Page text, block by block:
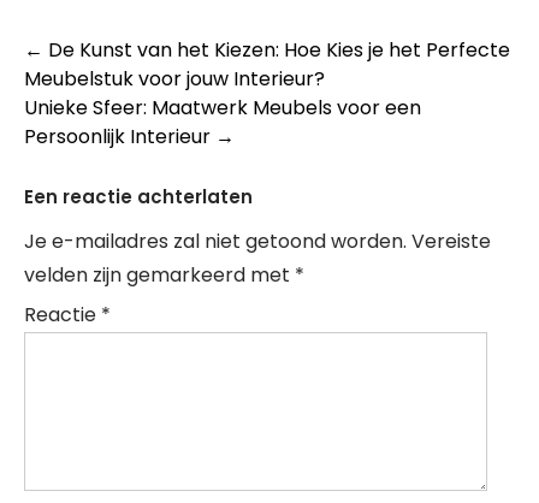
Berichtnavigatie
← De Kunst van het Kiezen: Hoe Kies je het Perfecte
Meubelstuk voor jouw Interieur?
Unieke Sfeer: Maatwerk Meubels voor een
Persoonlijk Interieur →
Een reactie achterlaten
Je e-mailadres zal niet getoond worden. Vereiste
velden zijn gemarkeerd met *
Reactie *